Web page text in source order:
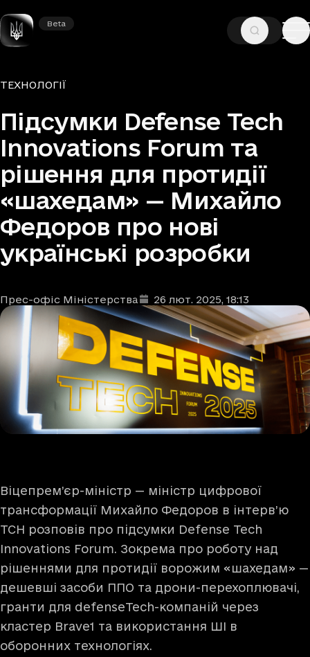
Beta
Beta
ГОЛОВНА —НОВИНИ
Рубрики
ТЕХНОЛОГІЇ
Підсумки Defense Tech
Innovations Forum та
рішення для протидії
«шахедам» — Михайло
Федоров про нові
українські розробки
Автори
Прес-офіс Міністерства
Дата та час публікації : 26 лют. 2025, 18:13
Віцепрем’єр-міністр — міністр цифрової
трансформації Михайло Федоров в інтерв’ю
ТСН розповів про підсумки Defense Tech
Innovations Forum. Зокрема про роботу над
рішеннями для протидії ворожим «шахедам» —
дешевші засоби ППО та дрони-перехоплювачі,
гранти для defenseTech-компаній через
кластер Brave1 та використання ШІ в
оборонних технологіях.